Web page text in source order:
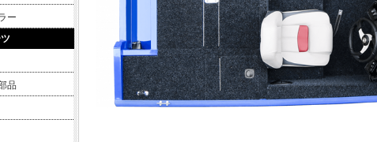
ー
品